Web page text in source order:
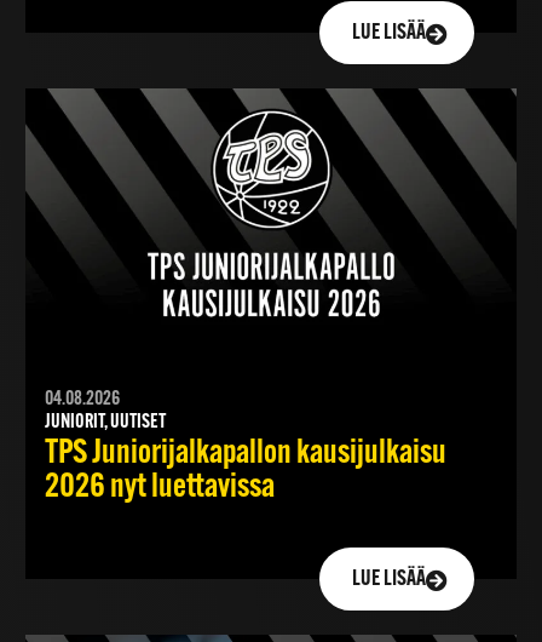
LUE LISÄÄ
04.08.2026
JUNIORIT, UUTISET
TPS Juniorijalkapallon kausijulkaisu
2026 nyt luettavissa
LUE LISÄÄ